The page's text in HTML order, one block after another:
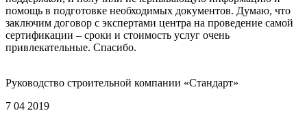
помощь в подготовке необходимых документов. Думаю, что
заключим договор с экспертами центра на проведение самой
сертификации – сроки и стоимость услуг очень
привлекательные. Спасибо.
Руководство строительной компании «Стандарт»
7 04 2019